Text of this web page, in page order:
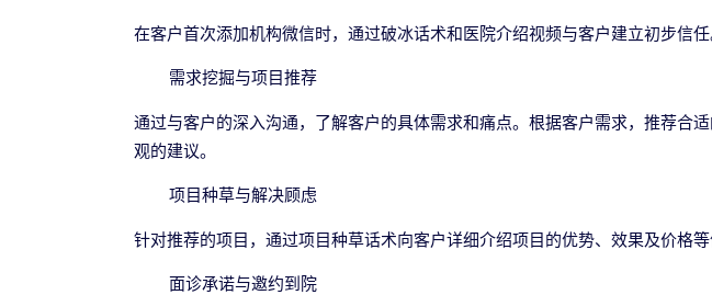
在客户首次添加机构微信时，通过破冰话术和医院介绍视频与客户建立初步信
需求挖掘与项目推荐
通过与客户的深入沟通，了解客户的具体需求和痛点。根据客户需求，推荐合
观的建议。
项目种草与解决顾虑
针对推荐的项目，通过项目种草话术向客户详细介绍项目的优势、效果及价格
面诊承诺与邀约到院